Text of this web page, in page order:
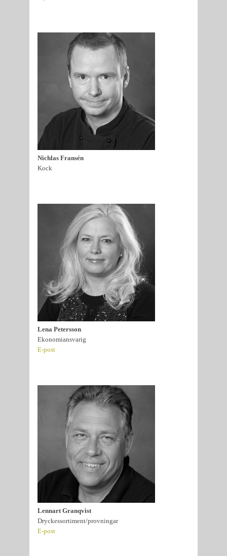
Nichlas Fransén
Kock
Lena Petersson
Ekonomiansvarig
E-post
Lennart Granqvist
Dryckessortiment/provningar
E-post